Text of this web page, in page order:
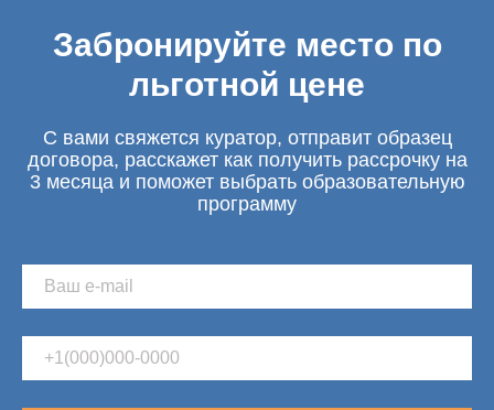
Забронируйте место по
льготной цене
С вами свяжется куратор, отправит образец
договора, расскажет как получить рассрочку на
3 месяца и поможет выбрать образовательную
программу